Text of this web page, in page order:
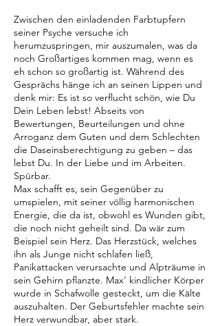
Zwischen den einladenden Farbtupfern
seiner Psyche versuche ich
herumzuspringen, mir auszumalen, was da
noch Großartiges kommen mag, wenn es
eh schon so großartig ist. Während des
Gesprächs hänge ich an seinen Lippen und
denk mir: Es ist so verflucht schön, wie Du
Dein Leben lebst! Abseits von
Bewertungen, Beurteilungen und ohne
Arroganz dem Guten und dem Schlechten
die Daseinsberechtigung zu geben – das
lebst Du. In der Liebe und im Arbeiten.
Spürbar.
Max schafft es, sein Gegenüber zu
umspielen, mit seiner völlig harmonischen
Energie, die da ist, obwohl es Wunden gibt,
die noch nicht geheilt sind. Da wär zum
Beispiel sein Herz. Das Herzstück, welches
ihn als Junge nicht schlafen ließ,
Panikattacken verursachte und Alpträume in
sein Gehirn pflanzte. Max’ kindlicher Körper
wurde in Schafwolle gesteckt, um die Kälte
auszuhalten. Der Geburtsfehler machte sein
Herz verwundbar, aber stark.